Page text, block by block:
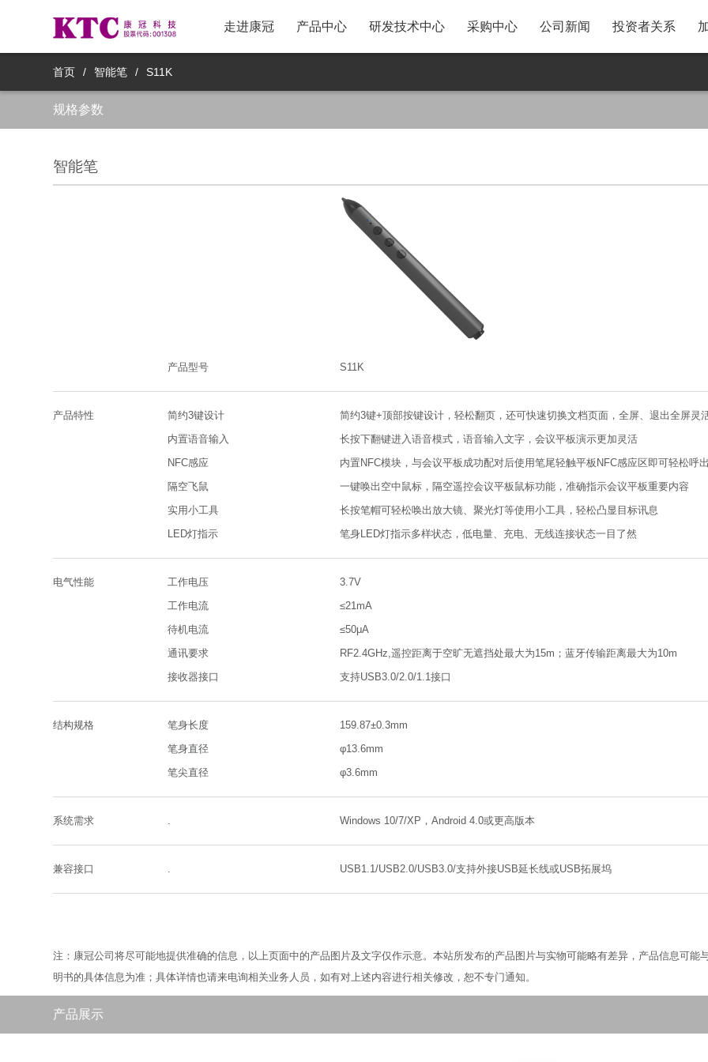
走进康冠 产品中心 研发技术中心 采购中心 公司新闻 投资者关系
新品推荐
行业平板产品
智显屏产品
桌面一体机
工控高亮模组产品
应用软件产品
专业显示器
采购政策与流程
股票信息
投资者关系热线
首页 / 智能笔 / S11K
规格参数
智能笔
产品型号 S11K
产品特性 简约3键设计
简约3键+顶部按键设计，轻松翻页，还可快速切换文档页面，全屏、退出全屏灵
内置语音输入
长按下翻键进入语音模式，语音输入文字，会议平板演示更加灵活
NFC感应
内置NFC模块，与会议平板成功配对后使用笔尾轻触平板NFC感应区即可轻松呼
隔空飞鼠
一键唤出空中鼠标，隔空遥控会议平板鼠标功能，准确指示会议平板重要内容
实用小工具
长按笔帽可轻松唤出放大镜、聚光灯等使用小工具，轻松凸显目标讯息
LED灯指示
笔身LED灯指示多样状态，低电量、充电、无线连接状态一目了然
电气性能 工作电压
3.7V
工作电流
≤21mA
待机电流
≤50μA
通讯要求
RF2.4GHz,遥控距离于空旷无遮挡处最大为15m；蓝牙传输距离最大为10m
接收器接口
支持USB3.0/2.0/1.1接口
结构规格 笔身长度
159.87±0.3mm
笔身直径
φ13.6mm
笔尖直径
φ3.6mm
系统需求 . Windows 10/7/XP，Android 4.0或更高版本
兼容接口 . USB1.1/USB2.0/USB3.0/支持外接USB延长线或USB拓展坞
注：康冠公司将尽可能地提供准确的信息，以上页面中的产品图片及文字仅作示意。本站所发布的产品图片与实物可能略有差异，产品信息可
明书的具体信息为准；具体详情也请来电询相关业务人员，如有对上述内容进行相关修改，恕不专门通知。
产品展示